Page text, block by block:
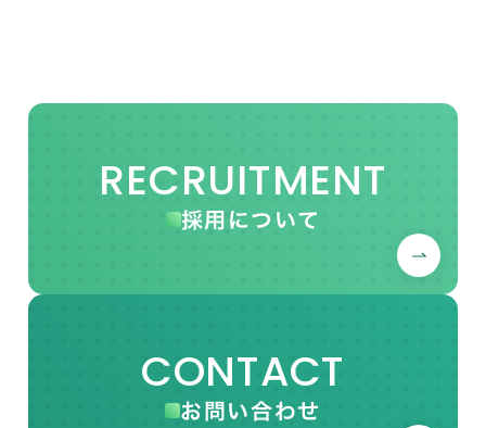
RECRUITMENT
採用について
CONTACT
お問い合わせ